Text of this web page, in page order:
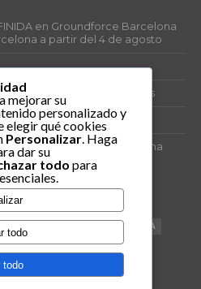
en Groundforce Barcelona
a partir del 4 de agosto
de los Ahogamientos
social 1936. Programa
venda.
CONFERENCIA
061 ANTI-MWC
mejorar su
personalizado y
elegir qué cookies
Personalizar . Haga
dar su
todo para
todo
todo